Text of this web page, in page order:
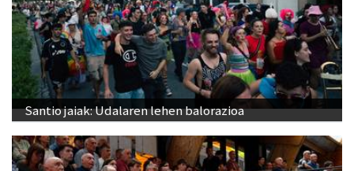
Santio jaiak: Udalaren lehen balorazioa